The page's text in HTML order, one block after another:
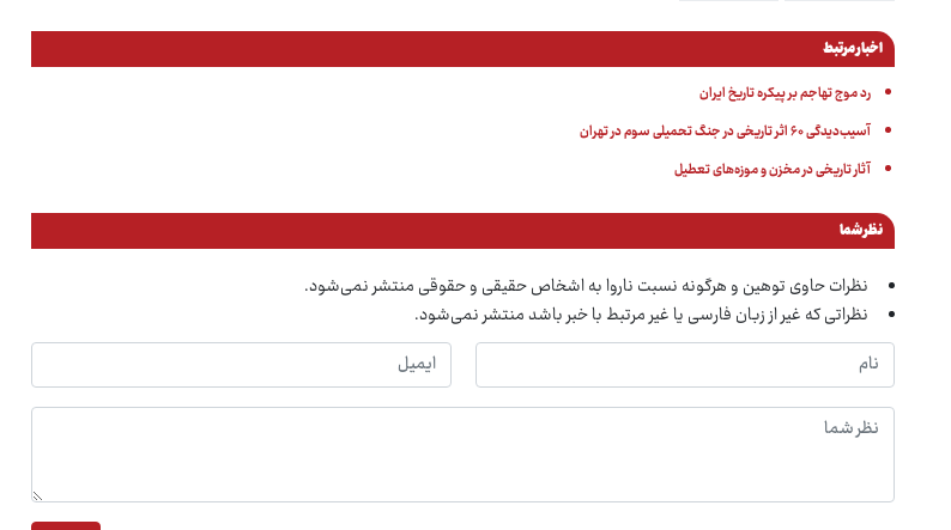
اخبار مرتبط
رد موج تهاجم بر پیکره تاریخ ایران
آسیب‌دیدگی ۶۰ اثر تاریخی در جنگ تحمیلی سوم در تهران
آثار تاریخی در مخزن و موزه‌های تعطیل
نظر شما
نظرات حاوی توهین و هرگونه نسبت ناروا به اشخاص حقیقی و حقوقی منتشر نمی‌شود.
نظراتی که غیر از زبان فارسی یا غیر مرتبط با خبر باشد منتشر نمی‌شود.